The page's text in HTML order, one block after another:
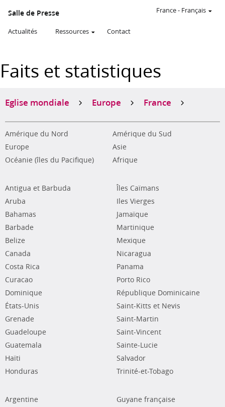
Salle de Presse
Actualités Ressources Contact
France- Français
Faits et statistiques
Eglise mondiale Europe France
Amérique du Nord
Amérique du Sud
Europe
Asie
Océanie (îles du Pacifique)
Afrique
Antigua et Barbuda
Aruba
Bahamas
Barbade
Belize
Canada
Costa Rica
Curacao
Dominique
États-Unis
Grenade
Guadeloupe
Guatemala
Haïti
Honduras
Îles Caïmans
Iles Vierges
Jamaïque
Martinique
Mexique
Nicaragua
Panama
Porto Rico
République Dominicaine
Saint-Kitts et Nevis
Saint-Martin
Saint-Vincent
Sainte-Lucie
Salvador
Trinité-et-Tobago
Argentine
Guyane française